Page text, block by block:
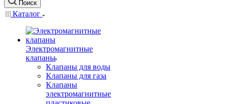
Поиск
Каталог
Электромагнитные
клапаны
Клапаны для воды
Клапаны для газа
Клапаны
электромагнитные